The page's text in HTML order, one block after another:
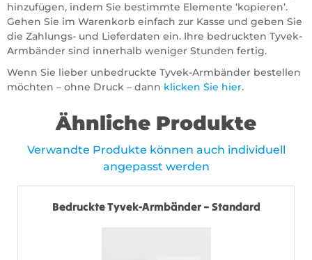
hinzufügen, indem Sie bestimmte Elemente ‘kopieren’.
Gehen Sie im Warenkorb einfach zur Kasse und geben Sie
die Zahlungs- und Lieferdaten ein. Ihre bedruckten Tyvek-
Armbänder sind innerhalb weniger Stunden fertig.
Wenn Sie lieber unbedruckte Tyvek-Armbänder bestellen
möchten – ohne Druck – dann klicken Sie hier.
Ähnliche Produkte
Verwandte Produkte können auch individuell
angepasst werden
Bedruckte Tyvek-Armbänder – Standard